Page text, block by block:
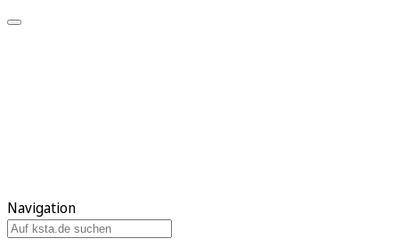
Navigation